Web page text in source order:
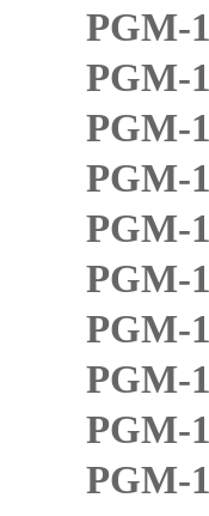
PGM-
PGM-
PGM-
PGM-
PGM-
PGM-
PGM-
PGM-
PGM-
PGM-